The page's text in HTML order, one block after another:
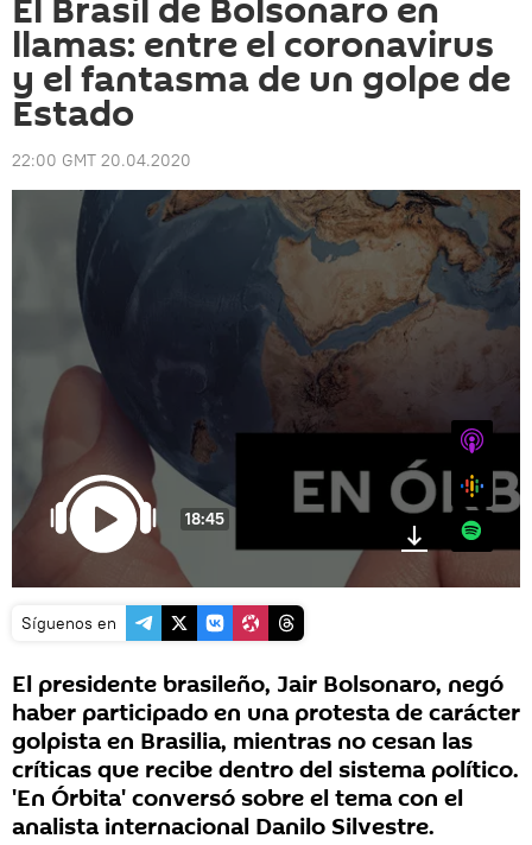
El Brasil de Bolsonaro en
llamas: entre el coronavirus
y el fantasma de un golpe de
Estado
22:00 GMT 20.04.2020
18:45
iTunes
Google
Spotify
Síguenos en
El presidente brasileño, Jair Bolsonaro, negó
haber participado en una protesta de carácter
golpista en Brasilia, mientras no cesan las
críticas que recibe dentro del sistema político.
'En Órbita' conversó sobre el tema con el
analista internacional Danilo Silvestre.